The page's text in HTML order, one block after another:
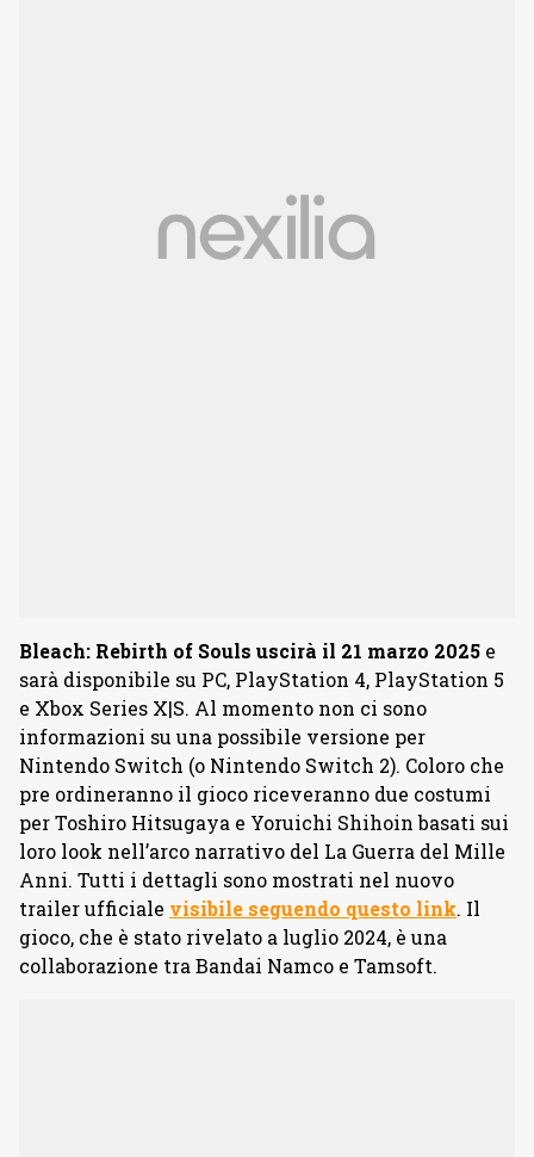
Bleach: Rebirth of Souls uscirà il 21 marzo 2025 e
sarà disponibile su PC, PlayStation 4, PlayStation 5
e Xbox Series X|S. Al momento non ci sono
informazioni su una possibile versione per
Nintendo Switch (o Nintendo Switch 2). Coloro che
pre ordineranno il gioco riceveranno due costumi
per Toshiro Hitsugaya e Yoruichi Shihoin basati sui
loro look nell’arco narrativo del La Guerra del Mille
Anni. Tutti i dettagli sono mostrati nel nuovo
trailer ufficiale visibile seguendo questo link. Il
gioco, che è stato rivelato a luglio 2024, è una
collaborazione tra Bandai Namco e Tamsoft.